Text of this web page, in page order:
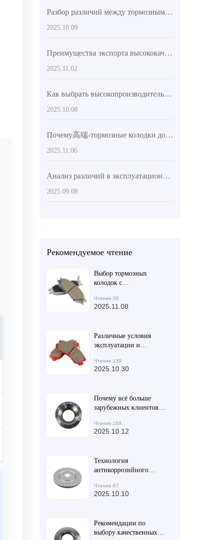
Разбор различий между тормозными дисками коммерческих и легковых автомобилей: почему высокая совместимость является ключом к экспорту?
2025.10.09
Преимущества экспорта высококачественных тормозных колодок — гарантия производительности и международные стандарты контроля
2025.11.02
Как выбрать высокопроизводительные и износостойкие тормозные диски, подходящие для 99% автомобилей? Технический анализ и руководство по выбору
2025.10.08
Почему高端-тормозные колодки должны иметь международные сертификаты? Практический анализ контроля качества от проектирования до производства
2025.11.06
Анализ различий в эксплуатационных характеристиках и применения на зарубежном рынке тормозных комплектов, изготовленных из различных материалов
2025.09.08
Рекомендуемое чтение
Выбор тормозных
колодок с
почему они
заслуживают доверия
Чтение:35
2025.11.08
Различные условия
эксплуатации и
эффективности
тормозных колодок —
автовладельцев о
безопасности
Чтение:139
2025.10.30
Почему всё больше
зарубежных клиентов
диски из высокой
углеродистой стали?
Чтение:168
2025.10.12
Технология
антикоррозийного
дисков: 3 ключевых
процесса для повышения
Чтение:67
2025.10.10
Рекомендации по
выбору качественных